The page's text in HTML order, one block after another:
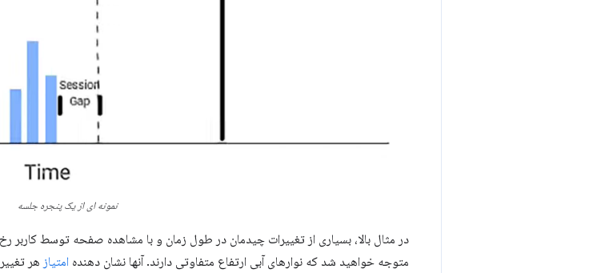
نمونه ای از یک پنجره جلسه
در مثال بالا، بسیاری از تغییرات چیدمان در طول زمان و با مشاهده صفحه توسط کاربر
متوجه خواهید شد که نوارهای آبی ارتفاع متفاوتی دارند. آنها نشان دهنده امتیاز هر